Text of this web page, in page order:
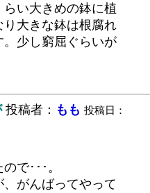
い大きめの鉢に植
り大きな鉢は根腐れ
少し窮屈ぐらいが
投稿者： もも 投稿日：
で･･･。
がんばってやって